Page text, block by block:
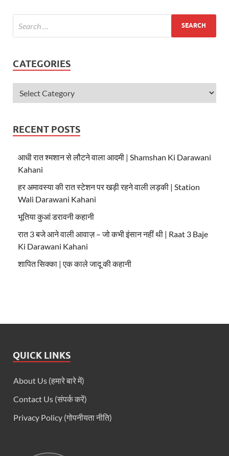
A
p
p
o
k
CATEGORIES
RECENT POSTS
आधी रात श्मशान से लौटने वाला आदमी | Shamshan Ki Darawani
Kahani
हर अमावस्या की रात स्टेशन पर खड़ी रहने वाली लड़की | Station
Wali Darawani Kahani
भूतिया कुआं डरावनी कहानी
रात 3 बजे आने वाली आवाज़ – जो कभी इंसान नहीं थी | Raat 3 Baje
Ki Darawani Kahani
शापित सिक्का | एक काले जादू की कहानी
QUICK LINKS
About Us (हमारे बारे में)
Contact Us (संपर्क करें)
Privacy Policy (गोपनीयता नीति)